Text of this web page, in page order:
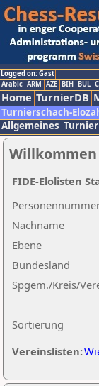
Logged on: Gast
Arabic ARM AZE BIH BUL
Home TurnierDB
Turnierschach-
Allgemeines
Willkommen
Nachname
Ebene
Sortierung
Bundesland
Spgem./Kreis/
Vereinslisten:
FIDE-Elolisten